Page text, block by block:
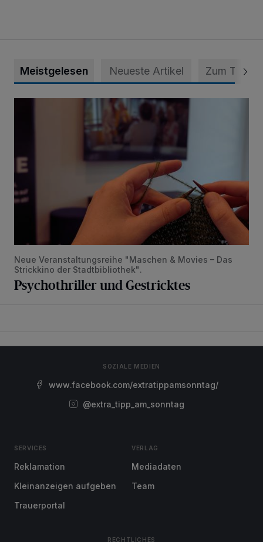
Meistgelesen Neueste Artikel Zum Thema
Psychothriller und Gestricktes
Neue Veranstaltungsreihe "Maschen & Movies – Das
Strickkino der Stadtbibliothek".
Psychothriller und Gestricktes
SOZIALE MEDIEN
www.facebook.com/extratippamsonntag/
@extra_tipp_am_sonntag
SERVICES
Reklamation
Kleinanzeigen aufgeben
Trauerportal
VERLAG
Mediadaten
Team
RECHTLICHES